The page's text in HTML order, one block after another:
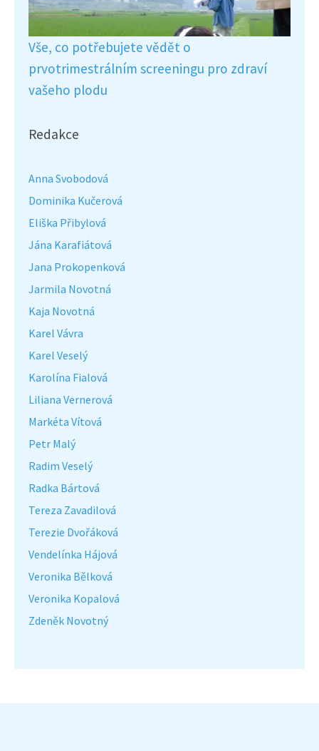
Vše, co potřebujete vědět o
prvotrimestrálním screeningu pro zdraví
vašeho plodu
Redakce
Anna Svobodová
Dominika Kučerová
Eliška Přibylová
Jána Karafiátová
Jana Prokopenková
Jarmila Novotná
Kaja Novotná
Karel Vávra
Karel Veselý
Karolína Fialová
Liliana Vernerová
Markéta Vítová
Petr Malý
Radim Veselý
Radka Bártová
Tereza Zavadilová
Terezie Dvořáková
Vendelínka Hájová
Veronika Bělková
Veronika Kopalová
Zdeněk Novotný